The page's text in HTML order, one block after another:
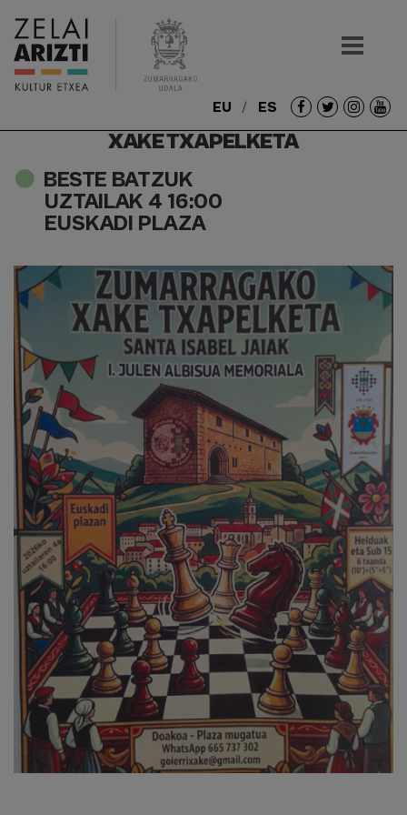
EU ES
Redes
sociales
XAKE TXAPELKETA
BESTE BATZUK
UZTAILAK 4 16:00
EUSKADI PLAZA